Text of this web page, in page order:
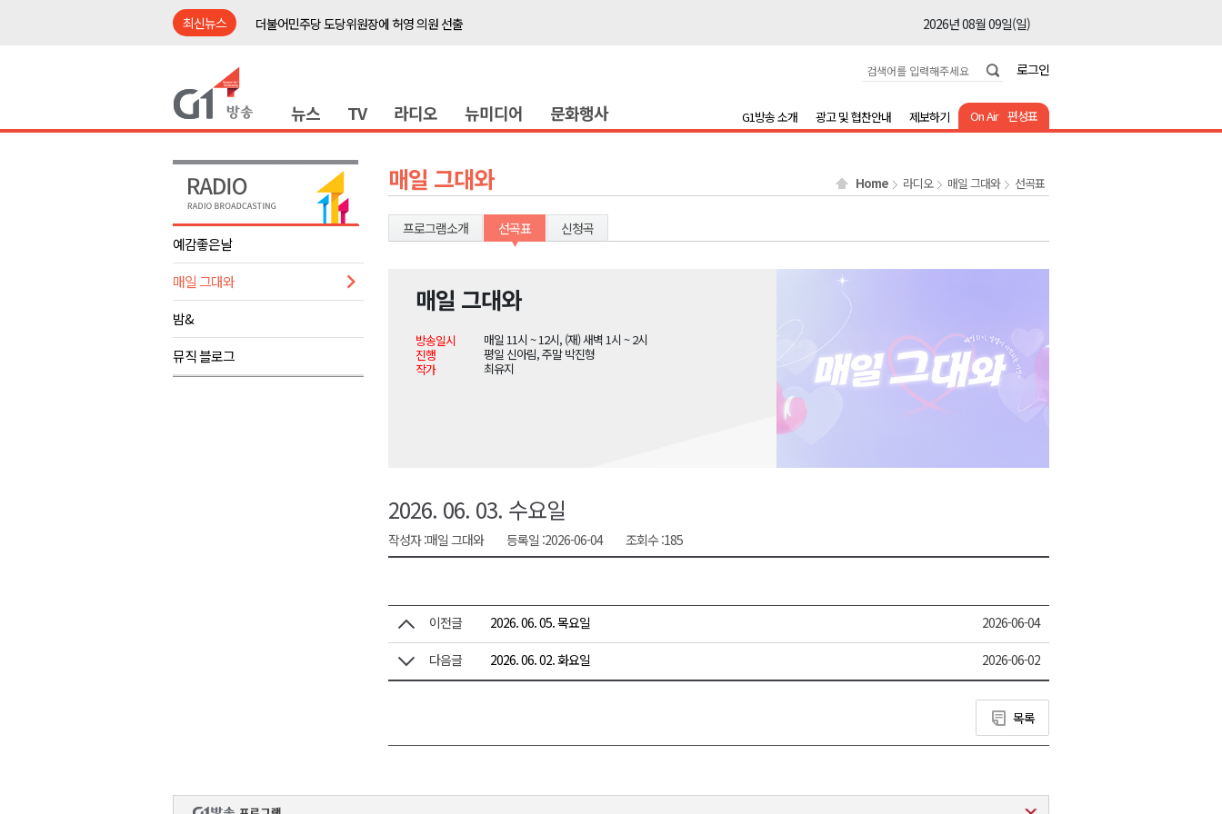
최신뉴스
더불어민주당 도당위원장에 허영 의원 선출
2026년 08월 09일(일)
2026년 08월 09일(일)
동해안 이안류..지자체 대응 강화
2026년 08월 09일(일)
강원도 반려동물지원센터, 참여형 프로그램 신설
평창 전지훈련 성지..선수들 구슬땀
2026년 08월 09일(일)
동해시, 어르신병원동행서비스 확대 운영
민주당 순회경선 합동연설회..강원 표심은
더불어민주당 도당위원장에 허영 의원 선출
수족구병 원인 바이러스 급증..위생 주의 당부
2026년 08월 09일(일)
춘천 돈사 화재..평창 교통사고 4명 경상
2026년 08월 09일(일)
2026년 08월 09일(일)
동해시, 어르신병원동행서비스 확대 운영
원주환경청, 비산배출시설 미신고 사업장 점검
로그인
뉴스 TV 라디오 뉴미디어 문화행사 On Air 편성표
G1방송 소개 광고 및 협찬안내 제보하기
예감좋은날
매일 그대와
밤&
뮤직 블로그
매일 그대와 Home 라디오 매일 그대와 선곡표
프로그램소개 선곡표 신청곡
매일 그대와
방송일시
매일 11시 ~ 12시, (재) 새벽 1시 ~ 2시
진행
평일 신아림, 주말 박진형
작가
최유지
2026. 06. 03. 수요일
작성자 :매일 그대와 등록일 :2026-06-04 조회수 :185
이전글 2026. 06. 05. 목요일 2026-06-04
다음글 2026. 06. 02. 화요일 2026-06-02
목록